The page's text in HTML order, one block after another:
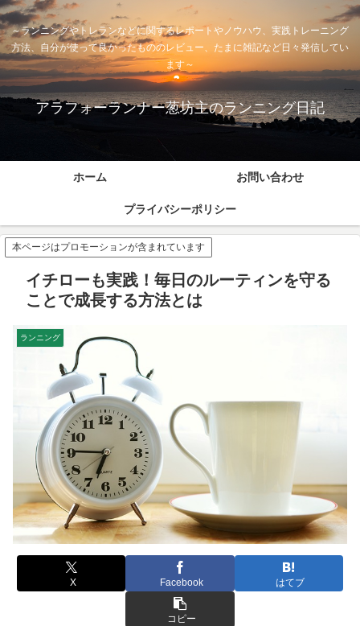
～ランニングやトレランなどに関するレポートやノウハウ、実践トレーニング
方法、自分が使って良かったもののレビュー、たまに雑記など日々発信してい
ます～
アラフォーランナー葱坊主のランニング日記
ホーム お問い合わせ
プライバシーポリシー
本ページはプロモーションが含まれています
イチローも実践！毎日のルーティンを守る
ことで成長する方法とは
ランニング
X Facebook はてブ
コピー